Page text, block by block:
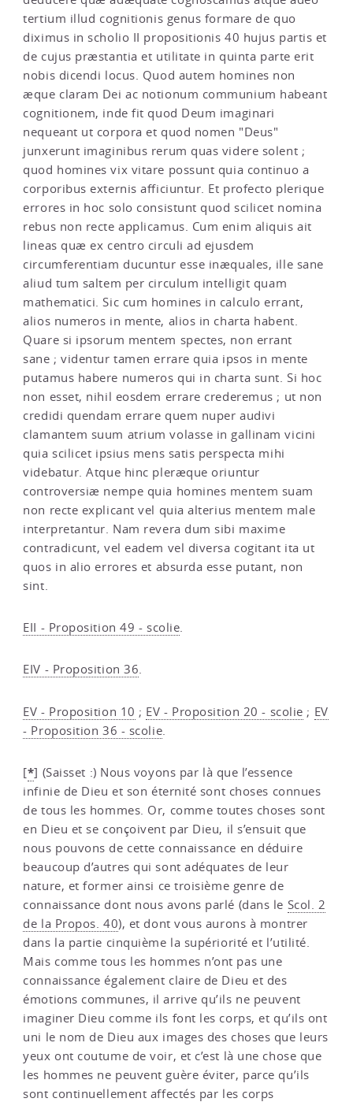
tertium illud cognitionis genus formare de quo
diximus in scholio II propositionis 40 hujus partis et
de cujus præstantia et utilitate in quinta parte erit
nobis dicendi locus. Quod autem homines non
æque claram Dei ac notionum communium habeant
cognitionem, inde fit quod Deum imaginari
nequeant ut corpora et quod nomen "Deus"
junxerunt imaginibus rerum quas videre solent ;
quod homines vix vitare possunt quia continuo a
corporibus externis afficiuntur. Et profecto plerique
errores in hoc solo consistunt quod scilicet nomina
rebus non recte applicamus. Cum enim aliquis ait
lineas quæ ex centro circuli ad ejusdem
circumferentiam ducuntur esse inæquales, ille sane
aliud tum saltem per circulum intelligit quam
mathematici. Sic cum homines in calculo errant,
alios numeros in mente, alios in charta habent.
Quare si ipsorum mentem spectes, non errant
sane ; videntur tamen errare quia ipsos in mente
putamus habere numeros qui in charta sunt. Si hoc
non esset, nihil eosdem errare crederemus ; ut non
credidi quendam errare quem nuper audivi
clamantem suum atrium volasse in gallinam vicini
quia scilicet ipsius mens satis perspecta mihi
videbatur. Atque hinc pleræque oriuntur
controversiæ nempe quia homines mentem suam
non recte explicant vel quia alterius mentem male
interpretantur. Nam revera dum sibi maxime
contradicunt, vel eadem vel diversa cogitant ita ut
quos in alio errores et absurda esse putant, non
sint.
EII - Proposition 49 - scolie.
EIV - Proposition 36.
EV - Proposition 10 ; EV - Proposition 20 - scolie ; EV
- Proposition 36 - scolie
[*] (Saisset :) Nous voyons par là que l’essence
infinie de Dieu et son éternité sont choses connues
de tous les hommes. Or, comme toutes choses sont
en Dieu et se conçoivent par Dieu, il s’ensuit que
nous pouvons de cette connaissance en déduire
beaucoup d’autres qui sont adéquates de leur
nature, et former ainsi ce troisième genre de
connaissance dont nous avons parlé (dans le Scol. 2
de la Propos. 40), et dont vous aurons à montrer
dans la partie cinquième la supériorité et l’utilité.
Mais comme tous les hommes n’ont pas une
connaissance également claire de Dieu et des
émotions communes, il arrive qu’ils ne peuvent
imaginer Dieu comme ils font les corps, et qu’ils ont
uni le nom de Dieu aux images des choses que leurs
yeux ont coutume de voir, et c’est là une chose que
les hommes ne peuvent guère éviter, parce qu’ils
sont continuellement affectés par les corps